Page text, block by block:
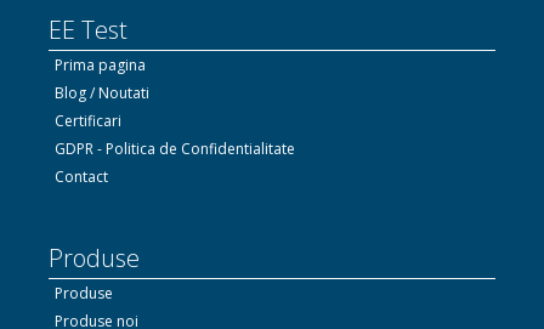
EE Test
Prima pagina
Blog / Noutati
Certificari
GDPR - Politica de Confidentialitate
Contact
Produse
Produse
Produse noi